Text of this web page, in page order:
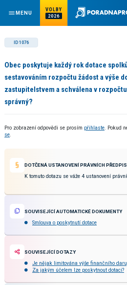
MENU
VOLBY
2026
ID 1076
Obec poskytuje každý rok dotace
sestavováním rozpočtu žádost a výše
zastupitelstvem a schválena v
správný?
Pro zobrazení odpovědi se prosím přihlaste. Pokud
se.
DOTČENÁ USTANOVENÍ PRÁVNÍCH
K tomuto dotazu se váže 4 ustanovení
SOUVISEJÍCÍ AUTOMATICKÉ DOKUMENTY
Smlouva o poskytnutí dotace
SOUVISEJÍCÍ DOTAZY
Je nějak limitována výše finančního
Za jakým účelem lze poskytnout dotaci?